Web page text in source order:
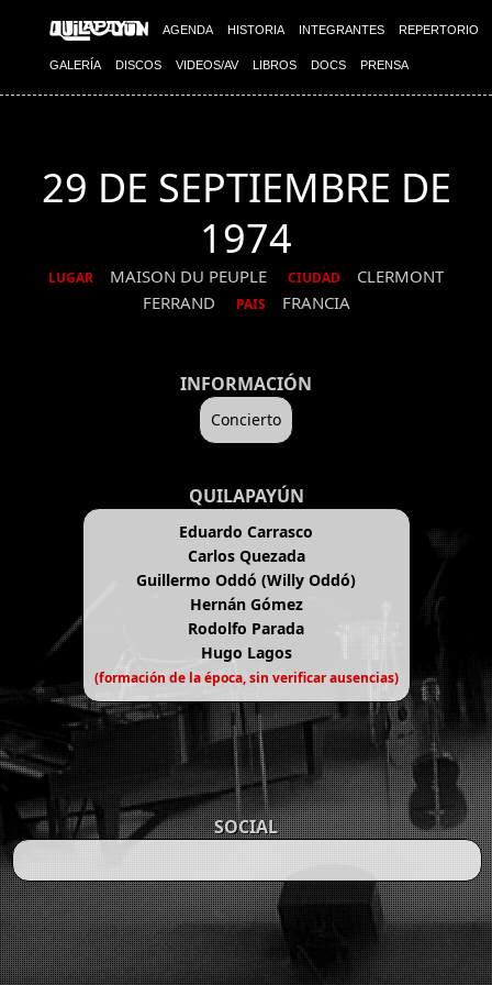
AGENDA HISTORIA INTEGRANTES REPERTORIO
GALERÍA DISCOS VIDEOS/AV LIBROS DOCS PRENSA
29 DE SEPTIEMBRE DE
1974
LUGAR MAISON DU PEUPLE CIUDAD
CLERMONT
FERRAND
PAIS FRANCIA
INFORMACIÓN
Concierto
QUILAPAYÚN
Eduardo Carrasco
Carlos Quezada
Guillermo Oddó (Willy Oddó)
Hernán Gómez
Rodolfo Parada
Hugo Lagos
(formación de la época, sin verificar ausencias)
SOCIAL